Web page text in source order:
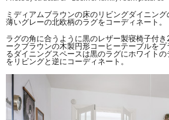
ミディアムブラウンの床のリビングダイニン
薄いグレーの北欧柄のラグをコーディネート。
ラグの角に合うように黒のレザー製寝椅子付
ークブラウンの木製円形コーヒーテーブルを
るダイニングスペースは黒のラグにホワイト
をリビングと逆にコーディネート。